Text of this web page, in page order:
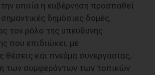
οποία η κυβέρνηση προσπαθεί
δημόσιες δομές,
τον ρόλο της υπεύθυνης
που επιδιώκει, με
θέσεις και πνεύμα συνεργασίας,
των συμφερόντων των τοπικών